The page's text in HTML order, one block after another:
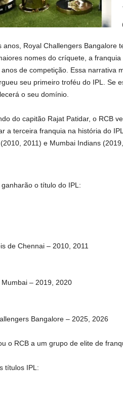
anos, Royal Challengers Bangalore
nomes do críquete, a
de competição. Essa narrativa
seu primeiro troféu do IPL. Se
o seu domínio.
do capitão Rajat Patidar, o RCB
a terceira franquia na história do
2011) e Mumbai Indians
o título do IPL:
de Chennai – 2010, 2011
Mumbai – 2019, 2020
Bangalore – 2025, 2026
o RCB a um grupo de elite de
títulos IPL: